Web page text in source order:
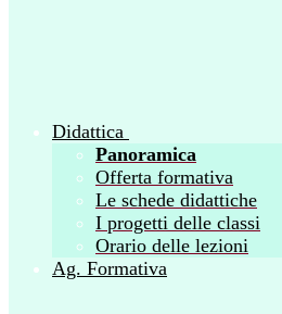
Didattica
Panoramica
Offerta formativa
Le schede didattiche
I progetti delle classi
Orario delle lezioni
Ag. Formativa